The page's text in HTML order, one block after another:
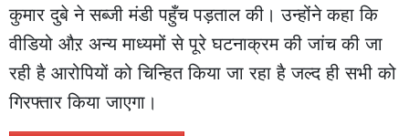
कुमार दुबे ने सब्जी मंडी पहुँच पड़ताल की। उन्होंने कहा कि
वीडियो औऱ अन्य माध्यमों से पूरे घटनाक्रम की जांच की जा
रही है आरोपियों को चिन्हित किया जा रहा है जल्द ही सभी को
गिरफ्तार किया जाएगा।